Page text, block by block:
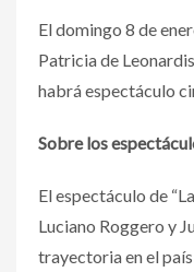
El domingo 8 de
Patricia de
habrá espectáculo
Sobre los
El espectáculo de
Luciano Roggero y
trayectoria en el